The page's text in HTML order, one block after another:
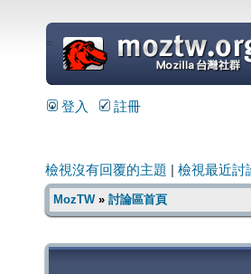
=
登入 註冊
檢視沒有回覆的主題 檢視最近討
MozTW» 討論區首頁